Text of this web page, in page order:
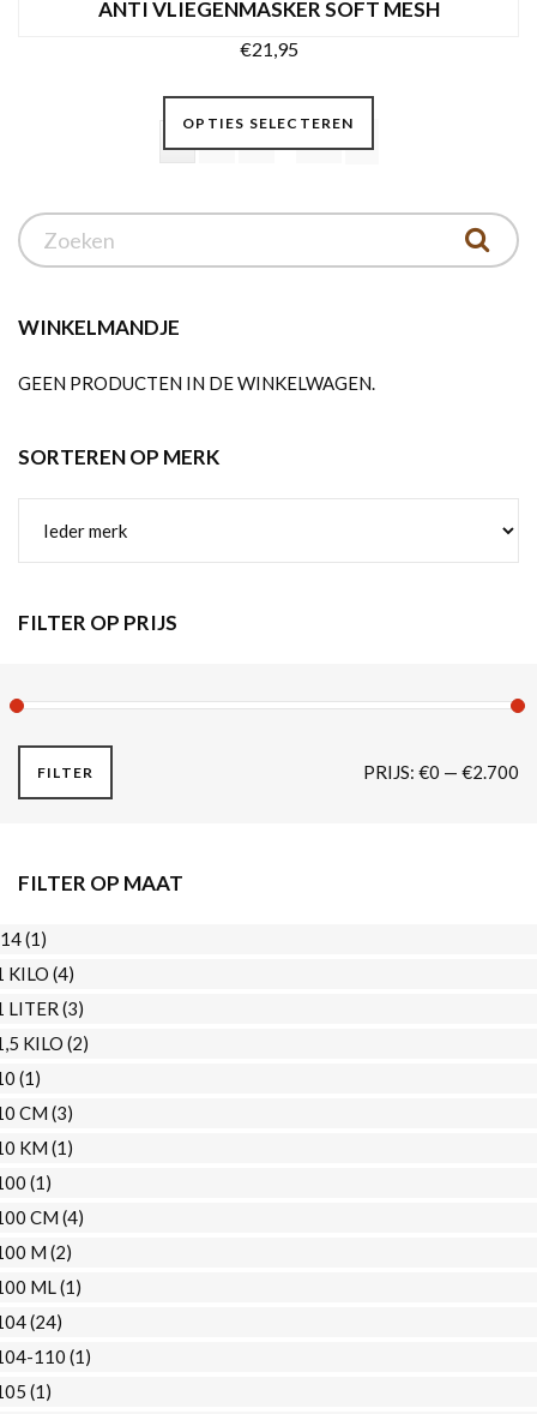
ANTI VLIEGENMASKER SOFT MESH
€21,95
OPTIES SELECTEREN
Dit
worden
WINKELMANDJE
GEEN PRODUCTEN IN DE WINKELWAGEN.
SORTEREN OP MERK
FILTER OP PRIJS
FILTER PRIJS: €0 — €2.700
FILTER OP MAAT
(1)
KILO (4)
LITER (3)
KILO (2)
(1)
CM (3)
KM (1)
(1)
CM (4)
M (2)
ML(1)
(24)
110 (1)
(1)